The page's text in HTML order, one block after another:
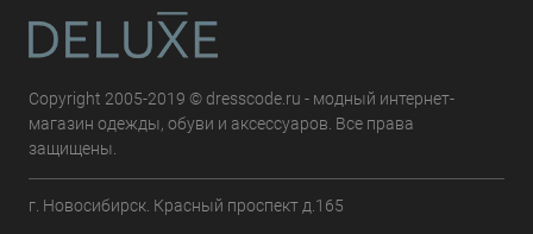
Copyright 2005-2019 © dresscode.ru - модный интернет-
магазин одежды, обуви и аксессуаров. Все права
защищены.
г. Новосибирск. Красный проспект д.165